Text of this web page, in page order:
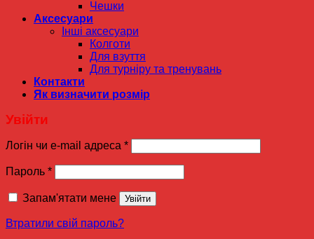
Чешки
Аксесуари
Інші аксесуари
Колготи
Для взуття
Для турніру та тренувань
Контакти
Як визначити розмір
Увійти
Логін чи e-mail адреса *
Пароль *
Запам'ятати мене Увійти
Втратили свій пароль?